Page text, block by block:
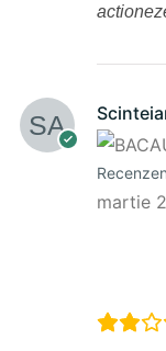
martie